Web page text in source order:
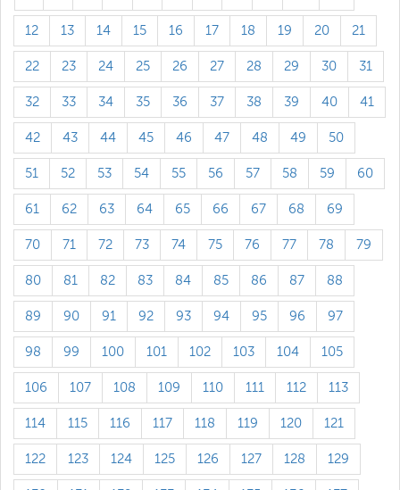
12 13 14 15 16 17 18 19 20 21
22 23 24 25 26 27 28 29 30 31
32 33 34 35 36 37 38 39 40 41
42 43 44 45 46 47 48 49 50
51 52 53 54 55 56 57 58 59 60
61 62 63 64 65 66 67 68 69
70 71 72 73 74 75 76 77 78 79
80 81 82 83 84 85 86 87 88
89 90 91 92 93 94 95 96 97
98 99 100 101 102 103 104 105
106 107 108 109 110 111 112 113
114 115 116 117 118 119 120 121
122 123 124 125 126 127 128 129